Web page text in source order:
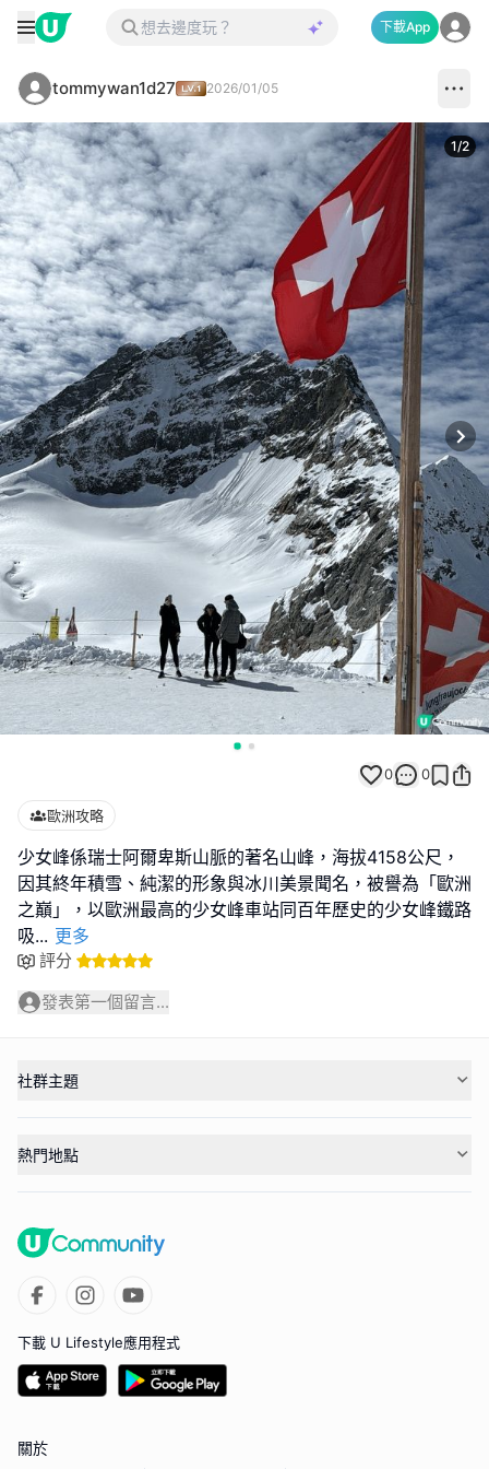
下載App
tommywan1d27 2026/01/05
1/2
0 0
歐洲攻略
少女峰係瑞士阿爾卑斯山脈的著名山峰，海拔4158公尺，
因其終年積雪、純潔的形象與冰川美景聞名，被譽為「歐洲
之巔」，以歐洲最高的少女峰車站同百年歷史的少女峰鐵路
吸... 更多
評分
發表第一個留言...
社群主題
熱門地點
下載 U Lifestyle應用程式
關於